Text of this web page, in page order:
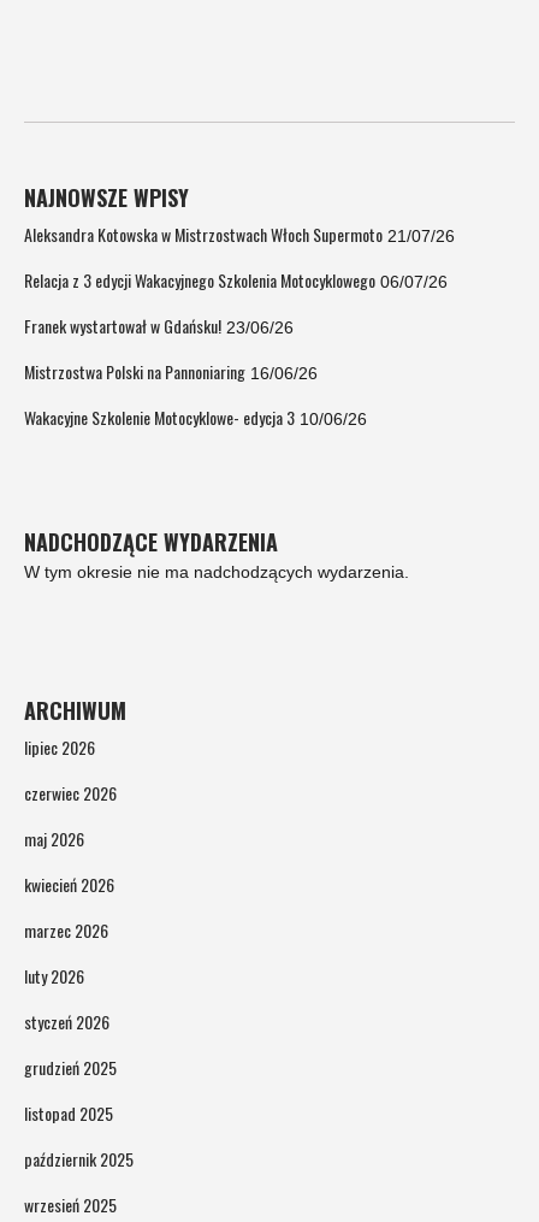
NAJNOWSZE WPISY
Aleksandra Kotowska w Mistrzostwach Włoch Supermoto 21/07/26
Relacja z 3 edycji Wakacyjnego Szkolenia Motocyklowego 06/07/26
Franek wystartował w Gdańsku! 23/06/26
Mistrzostwa Polski na Pannoniaring 16/06/26
Wakacyjne Szkolenie Motocyklowe- edycja 3 10/06/26
NADCHODZĄCE WYDARZENIA
W tym okresie nie ma nadchodzących wydarzenia.
ARCHIWUM
lipiec 2026
czerwiec 2026
maj 2026
kwiecień 2026
marzec 2026
luty 2026
styczeń 2026
grudzień 2025
listopad 2025
październik 2025
wrzesień 2025